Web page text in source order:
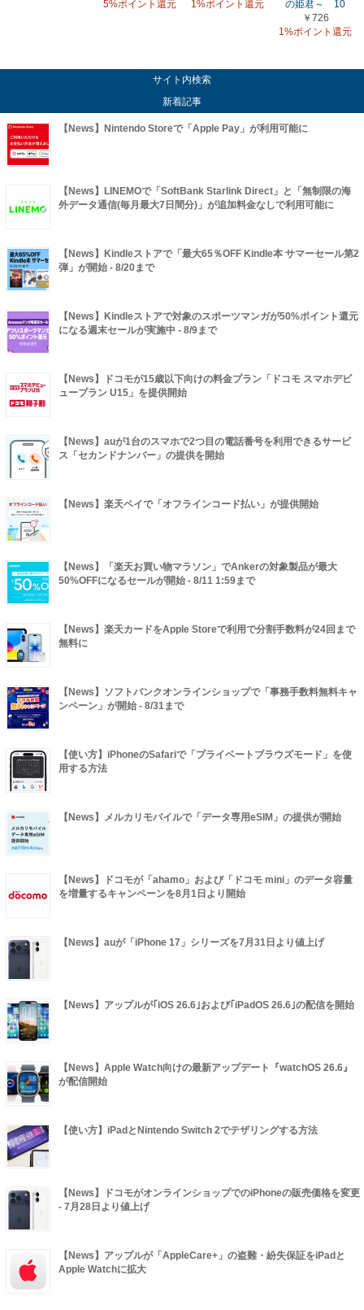
5%ポイント還元 1%ポイント還元
の姫君～ 10
￥726
1%ポイント還元
サイト内検索
新着記事
【News】Nintendo Storeで「Apple Pay」が利用可能に
【News】LINEMOで「SoftBank Starlink Direct」と「無制限の海
外データ通信(毎月最大7日間分)」が追加料金なしで利用可能に
【News】Kindleストアで「最大65％OFF Kindle本 サマーセール第2
弾」が開始 - 8/20まで
【News】Kindleストアで対象のスポーツマンガが50%ポイント還元
になる週末セールが実施中 - 8/9まで
【News】ドコモが15歳以下向けの料金プラン「ドコモ スマホデビ
ュープラン U15」を提供開始
【News】auが1台のスマホで2つ目の電話番号を利用できるサービ
ス「セカンドナンバー」の提供を開始
【News】楽天ペイで「オフラインコード払い」が提供開始
【News】「楽天お買い物マラソン」でAnkerの対象製品が最大
50%OFFになるセールが開始 - 8/11 1:59まで
【News】楽天カードをApple Storeで利用で分割手数料が24回まで
無料に
【News】ソフトバンクオンラインショップで「事務手数料無料キャ
ンペーン」が開始 - 8/31まで
【使い方】iPhoneのSafariで「プライベートブラウズモード」を使
用する方法
【News】メルカリモバイルで「データ専用eSIM」の提供が開始
【News】ドコモが「ahamo」および「ドコモ mini」のデータ容量
を増量するキャンペーンを8月1日より開始
【News】auが「iPhone 17」シリーズを7月31日より値上げ
【News】アップルが｢iOS 26.6｣および｢iPadOS 26.6｣の配信を開始
【News】Apple Watch向けの最新アップデート『watchOS 26.6』
が配信開始
【使い方】iPadとNintendo Switch 2でテザリングする方法
【News】ドコモがオンラインショップでのiPhoneの販売価格を変更
- 7月28日より値上げ
【News】アップルが「AppleCare+」の盗難・紛失保証をiPadと
Apple Watchに拡大